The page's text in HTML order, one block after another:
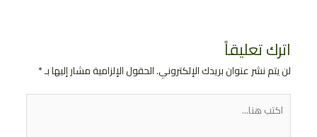
اترك تعليقاً
لن يتم نشر عنوان بريدك الإلكتروني.الحقول الإلزامية مشار إليها بـ*
هنا...